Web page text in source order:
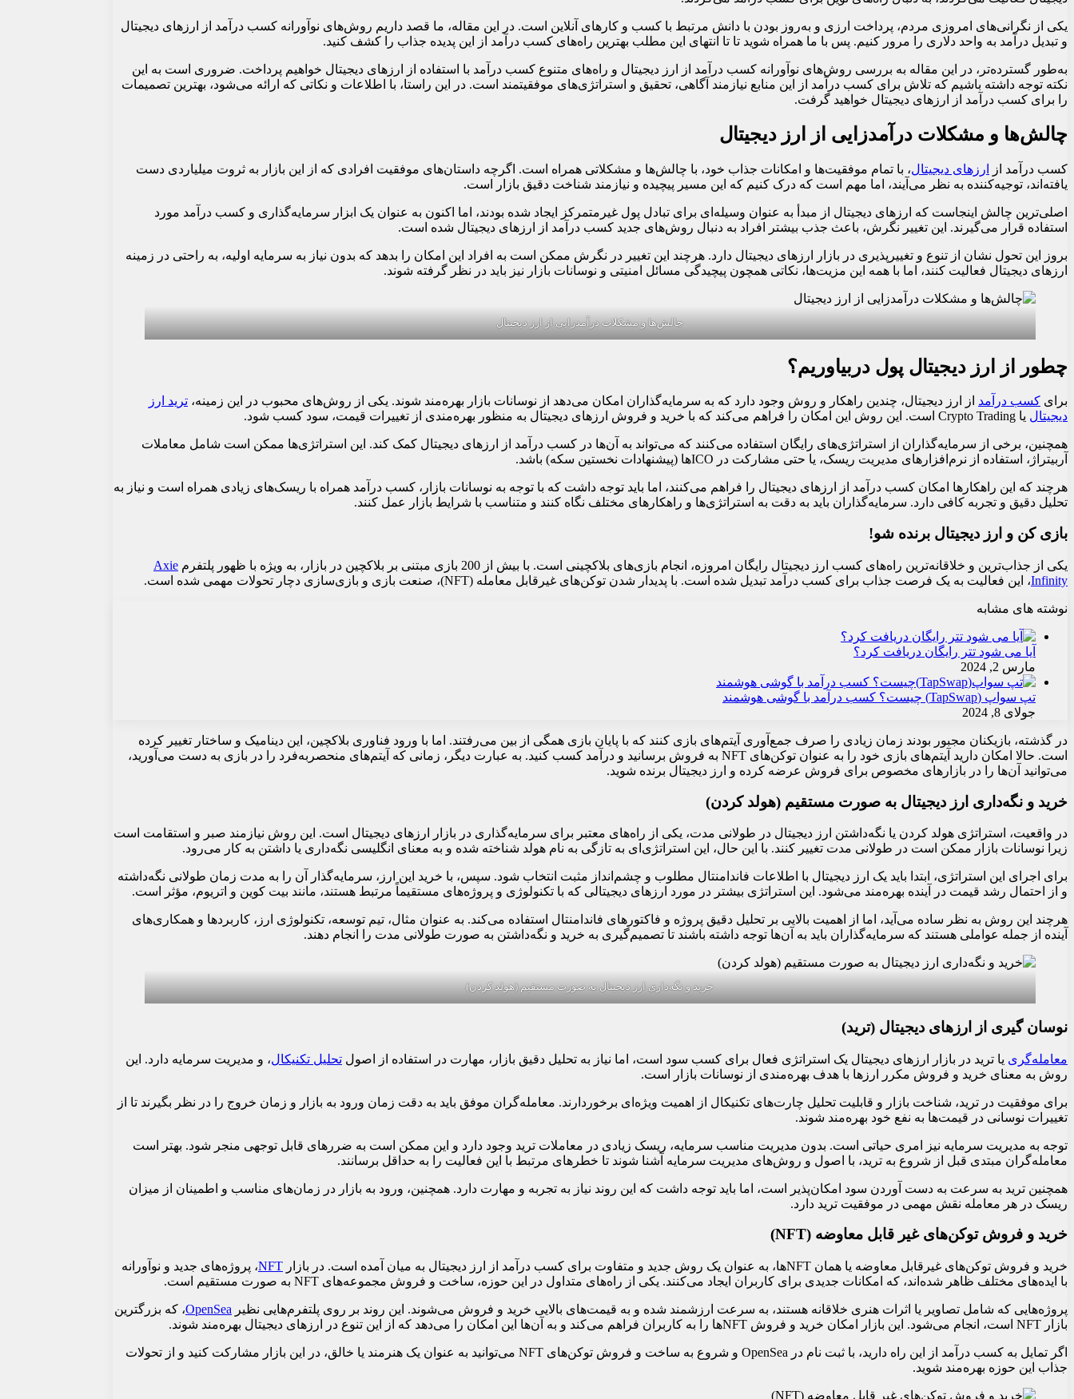
یکی از نگرانی‌های امروزی مردم، پرداخت ارزی و به‌روز بودن با دانش مرتبط با کسب و کارهای آنلاین است. در این مقاله، ما قصد داریم روش‌های نوآورانه کسب درآمد از ارزهای دیجیتال
و تبدیل درآمد به واحد دلاری را مرور کنیم. پس با ما همراه شوید تا تا انتهای این مطلب بهترین راه‌های کسب درآمد از این پدیده جذاب را کشف کنید.
به‌طور گسترده‌تر، در این مقاله به بررسی روش‌های نوآورانه کسب درآمد از ارز دیجیتال و راه‌های متنوع کسب درآمد با استفاده از ارزهای دیجیتال خواهیم پرداخت. ضروری است به این
نکته توجه داشته باشیم که تلاش برای کسب درآمد از این منابع نیازمند آگاهی، تحقیق و استراتژی‌های موفقیتمند است. در این راستا، با اطلاعات و نکاتی که ارائه می‌شود، بهترین تصمیمات
را برای کسب درآمد از ارزهای دیجیتال خواهید گرفت.
چالش‌ها و مشکلات درآمدزایی از ارز دیجیتال
کسب درآمد از ارزهای دیجیتال، با تمام موفقیت‌ها و امکانات جذاب خود، با چالش‌ها و مشکلاتی همراه است. اگرچه داستان‌های موفقیت افرادی که از این بازار به ثروت میلیاردی دست
یافته‌اند، توجیه‌کننده به نظر می‌آیند، اما مهم است که درک کنیم که این مسیر پیچیده و نیازمند شناخت دقیق بازار است.
اصلی‌ترین چالش اینجاست که ارزهای دیجیتال از مبدأ به عنوان وسیله‌ای برای تبادل پول غیرمتمرکز ایجاد شده بودند، اما اکنون به عنوان یک ابزار سرمایه‌گذاری و کسب درآمد مورد
استفاده قرار می‌گیرند. این تغییر نگرش، باعث جذب بیشتر افراد به دنبال روش‌های جدید کسب درآمد از ارزهای دیجیتال شده است.
بروز این تحول نشان از تنوع و تغییرپذیری در بازار ارزهای دیجیتال دارد. هرچند این تغییر در نگرش ممکن است به افراد این امکان را بدهد که بدون نیاز به سرمایه اولیه، به راحتی در زمینه
ارزهای دیجیتال فعالیت کنند، اما با همه این مزیت‌ها، نکاتی همچون پیچیدگی مسائل امنیتی و نوسانات بازار نیز باید در نظر گرفته شوند.
چالش‌ها و مشکلات درآمدزایی از ارز دیجیتال
چطور از ارز دیجیتال پول دربیاوریم؟
برای کسب درآمد از ارز دیجیتال، چندین راهکار و روش وجود دارد که به سرمایه‌گذاران امکان می‌دهد از نوسانات بازار بهره‌مند شوند. یکی از روش‌های محبوب در این زمینه، ترید ارز
دیجیتال یا Crypto Trading است. این روش این امکان را فراهم می‌کند که با خرید و فروش ارزهای دیجیتال به منظور بهره‌مندی از تغییرات قیمت، سود کسب شود.
همچنین، برخی از سرمایه‌گذاران از استراتژی‌های رایگان استفاده می‌کنند که می‌تواند به آن‌ها در کسب درآمد از ارزهای دیجیتال کمک کند. این استراتژی‌ها ممکن است شامل معاملات
آربیتراژ، استفاده از نرم‌افزارهای مدیریت ریسک، یا حتی مشارکت در ICOها (پیشنهادات نخستین سکه) باشد.
هرچند که این راهکارها امکان کسب درآمد از ارزهای دیجیتال را فراهم می‌کنند، اما باید توجه داشت که با توجه به نوسانات بازار، کسب درآمد همراه با ریسک‌های زیادی همراه است و نیاز به
تحلیل دقیق و تجربه کافی دارد. سرمایه‌گذاران باید به دقت به استراتژی‌ها و راهکارهای مختلف نگاه کنند و متناسب با شرایط بازار عمل کنند.
بازی کن و ارز دیجیتال برنده شو!
یکی از جذاب‌ترین و خلاقانه‌ترین راه‌های کسب ارز دیجیتال رایگان امروزه، انجام بازی‌های بلاکچینی است. با بیش از 200 بازی مبتنی بر بلاکچین در بازار، به ویژه با ظهور پلتفرم
Axie
Infinity، این فعالیت به یک فرصت جذاب برای کسب درآمد تبدیل شده است. با پدیدار شدن توکن‌های غیرقابل معامله (NFT)، صنعت بازی و بازی‌سازی دچار تحولات مهمی شده است.
نوشته های مشابه
آیا می شود تتر رایگان دریافت کرد؟
مارس 2, 2024
تپ سواپ (TapSwap) چیست؟ کسب درآمد با گوشی هوشمند
جولای 8, 2024
در گذشته، بازیکنان مجبور بودند زمان زیادی را صرف جمع‌آوری آیتم‌های بازی کنند که با پایان بازی همگی از بین می‌رفتند. اما با ورود فناوری بلاکچین، این دینامیک و ساختار تغییر کرده
است. حالا امکان دارید آیتم‌های بازی خود را به عنوان توکن‌های NFT به فروش برسانید و درآمد کسب کنید. به عبارت دیگر، زمانی که آیتم‌های منحصربه‌فرد را در بازی به دست می‌آورید،
می‌توانید آن‌ها را در بازارهای مخصوص برای فروش عرضه کرده و ارز دیجیتال برنده شوید.
خرید و نگه‌‌داری ارز دیجیتال به صورت مستقیم (هولد کردن)
در واقعیت، استراتژی هولد کردن یا نگه‌داشتن ارز دیجیتال در طولانی مدت، یکی از راه‌های معتبر برای سرمایه‌گذاری در بازار ارزهای دیجیتال است. این روش نیازمند صبر و استقامت است
زیرا نوسانات بازار ممکن است در طولانی مدت تغییر کنند. با این حال، این استراتژی‌ای به تازگی به نام هولد شناخته شده و به معنای انگلیسی نگه‌داری یا داشتن به کار می‌رود.
برای اجرای این استراتژی، ابتدا باید یک ارز دیجیتال با اطلاعات فاندامنتال مطلوب و چشم‌انداز مثبت انتخاب شود. سپس، با خرید این ارز، سرمایه‌گذار آن را به مدت زمان طولانی نگه‌داشته
و از احتمال رشد قیمت در آینده بهره‌مند می‌شود. این استراتژی بیشتر در مورد ارزهای دیجیتالی که با تکنولوژی و پروژه‌های مستقیماً مرتبط هستند، مانند بیت کوین و اتریوم، مؤثر است.
هرچند این روش به نظر ساده می‌آید، اما از اهمیت بالایی بر تحلیل دقیق پروژه و فاکتورهای فاندامنتال استفاده می‌کند. به عنوان مثال، تیم توسعه، تکنولوژی ارز، کاربردها و همکاری‌های
آینده از جمله عواملی هستند که سرمایه‌گذاران باید به آن‌ها توجه داشته باشند تا تصمیم‌گیری به خرید و نگه‌داشتن به صورت طولانی مدت را انجام دهند.
خرید و نگه‌‌داری ارز دیجیتال به صورت مستقیم (هولد کردن)
نوسان گیری از ارزهای دیجیتال (ترید)
معامله‌گری یا ترید در بازار ارزهای دیجیتال یک استراتژی فعال برای کسب سود است، اما نیاز به تحلیل دقیق بازار، مهارت در استفاده از اصول تحلیل تکنیکال، و مدیریت سرمایه دارد. این
روش به معنای خرید و فروش مکرر ارزها با هدف بهره‌مندی از نوسانات بازار است.
برای موفقیت در ترید، شناخت بازار و قابلیت تحلیل چارت‌های تکنیکال از اهمیت ویژه‌ای برخوردارند. معامله‌گران موفق باید به دقت زمان ورود به بازار و زمان خروج را در نظر بگیرند تا از
تغییرات نوسانی در قیمت‌ها به نفع خود بهره‌مند شوند.
توجه به مدیریت سرمایه نیز امری حیاتی است. بدون مدیریت مناسب سرمایه، ریسک زیادی در معاملات ترید وجود دارد و این ممکن است به ضررهای قابل توجهی منجر شود. بهتر است
معامله‌گران مبتدی قبل از شروع به ترید، با اصول و روش‌های مدیریت سرمایه آشنا شوند تا خطرهای مرتبط با این فعالیت را به حداقل برسانند.
همچنین ترید به سرعت به دست آوردن سود امکان‌پذیر است، اما باید توجه داشت که این روند نیاز به تجربه و مهارت دارد. همچنین، ورود به بازار در زمان‌های مناسب و اطمینان از میزان
ریسک در هر معامله نقش مهمی در موفقیت ترید دارد.
خرید و فروش توکن‌های غیر قابل معاوضه (NFT)
خرید و فروش توکن‌های غیرقابل معاوضه یا همان NFTها، به عنوان یک روش جدید و متفاوت برای کسب درآمد از ارز دیجیتال به میان آمده است. در بازار NFT، پروژه‌های جدید و نوآورانه
با ایده‌های مختلف ظاهر شده‌اند، که امکانات جدیدی برای کاربران ایجاد می‌کنند. یکی از راه‌های متداول در این حوزه، ساخت و فروش مجموعه‌های NFT به صورت مستقیم است.
پروژه‌هایی که شامل تصاویر یا اثرات هنری خلاقانه هستند، به سرعت ارزشمند شده و به قیمت‌های بالایی خرید و فروش می‌شوند. این روند بر روی پلتفرم‌هایی نظیر OpenSea، که بزرگترین
بازار NFT است، انجام می‌شود. این بازار امکان خرید و فروش NFTها را به کاربران فراهم می‌کند و به آن‌ها این امکان را می‌دهد که از این تنوع در ارزهای دیجیتال بهره‌مند شوند.
اگر تمایل به کسب درآمد از این راه دارید، با ثبت نام در OpenSea و شروع به ساخت و فروش توکن‌های NFT می‌توانید به عنوان یک هنرمند یا خالق، در این بازار مشارکت کنید و از تحولات
جذاب این حوزه بهره‌مند شوید.